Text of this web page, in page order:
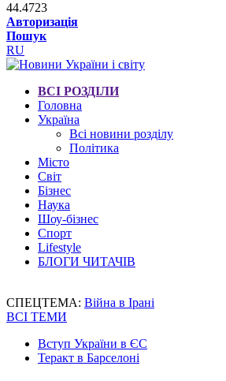
44.4723
Авторизація
Пошук
RU
ВСІ РОЗДІЛИ
Головна
Україна
Всі новини розділу
Політика
Місто
Світ
Бізнес
Наука
Шоу-бізнес
Спорт
Lifestyle
БЛОГИ ЧИТАЧІВ
СПЕЦТЕМА: Війна в Ірані
ВСІ ТЕМИ
Вступ України в ЄС
Теракт в Барселоні